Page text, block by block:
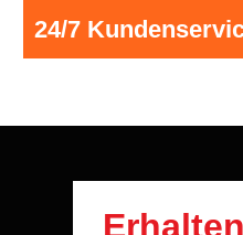
24/7